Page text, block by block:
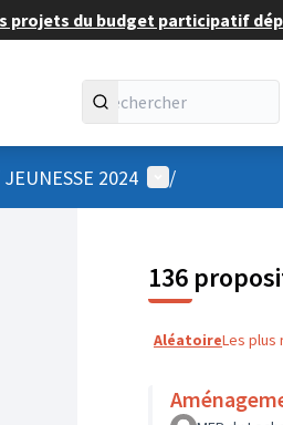
projets du budget participatif
2024 Menu utilisateur
/
136
AléatoireLes plus